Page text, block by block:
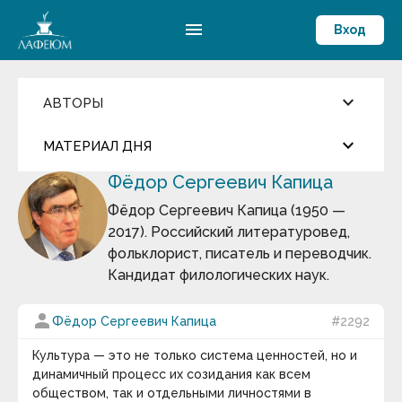
menu Вход
АВТОРЫ keyboard_arrow_down
close
Фильмы и Сериалы
Пословицы и поговорки
Аамир Кхан
Абрахам Маслоу
Абу-ль-Фарадж бин Харун
Абуль-Фарадж ибн аль-Джаузи
Август Бебель
Авессалом Подводный
Авиценна
Авл Корнелий Цельс
Авраам Линкольн
Аврелий Августин
Адам Смит
Фёдор Сергеевич Капица
Фёдор Сергеевич Капица (1950 —
2017). Российский литературовед,
фольклорист, писатель и переводчик.
Кандидат филологических наук.
personФёдор Сергеевич Капица #2292
Культура — это не только система ценностей, но и
динамичный процесс их созидания как всем
обществом, так и отдельными личностями в
МАТЕРИАЛ ДНЯ keyboard_arrow_down
Цитата дня
Андрей Кнышев
keyboard_arrow_down
Термин дня
Массовые вымирания— глобальные катастрофы